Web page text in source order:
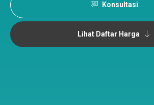
Konsultasi
Lihat Daftar Harga